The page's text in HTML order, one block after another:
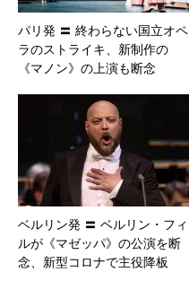
パリ発 〓 終わらない国立オペ
ラのストライキ、新制作の
《マノン》の上演も断念
ベルリン発 〓 ベルリン・フィ
ルが《マゼッパ》の公演を断
念、新型コロナで主役降板